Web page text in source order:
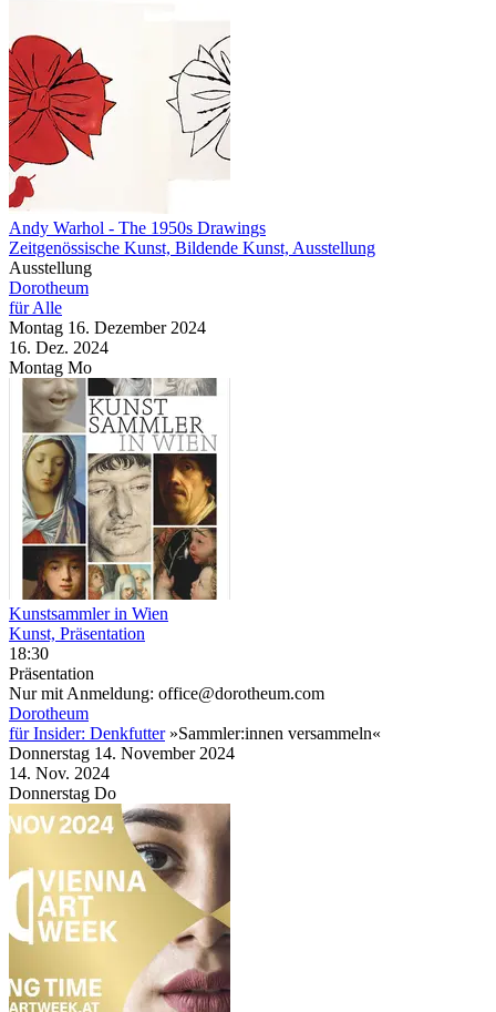
Andy Warhol - The 1950s Drawings
Zeitgenössische Kunst, Bildende Kunst, Ausstellung
Ausstellung
Dorotheum
für Alle
Montag 16. Dezember 2024
16. Dez. 2024
Montag Mo
Kunstsammler in Wien
Kunst, Präsentation
18:30
Präsentation
Nur mit Anmeldung: office@dorotheum.com
Dorotheum
für Insider: Denkfutter »Sammler:innen versammeln«
Donnerstag 14. November 2024
14. Nov. 2024
Donnerstag Do